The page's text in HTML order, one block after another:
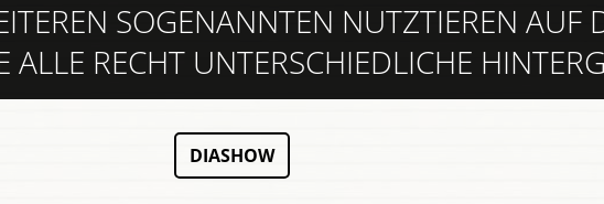
SOGENANNTEN NUTZTIEREN AUF
ALLE RECHT UNTERSCHIEDLICHE
DIASHOW